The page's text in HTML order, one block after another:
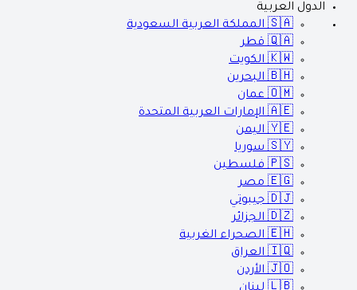
الدول العربية
🇸🇦 المملكة العربية السعودية
🇶🇦 قطر
🇰🇼 الكويت
🇧🇭 البحرين
🇴🇲 عمان
🇦🇪 الإمارات العربية المتحدة
🇾🇪 اليمن
🇸🇾 سوريا
🇵🇸 فلسطين
🇪🇬 مصر
🇩🇯 جيبوتي
🇩🇿 الجزائر
🇪🇭 الصحراء الغربية
🇮🇶 العراق
🇯🇴 الأردن